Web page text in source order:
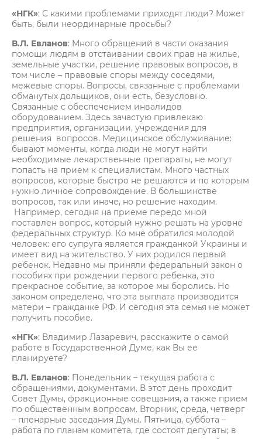
«НГК»: С какими проблемами приходят люди? Может
быть, были неординарные просьбы?
В.Л. Евланов: Много обращений в части оказания
помощи людям в отстаивании своих прав на жилье,
земельные участки, решение правовых вопросов, в
том числе – правовые споры между соседями,
межевые споры. Вопросы, связанные с проблемами
обманутых дольщиков, они есть, безусловно.
Связанные с обеспечением инвалидов
оборудованием. Здесь зачастую привлекаю
предприятия, организации, учреждения для
решения вопросов. Медицинское обслуживание:
бывают моменты, когда люди не могут найти
необходимые лекарственные препараты, не могут
попасть на прием к специалистам. Много частных
вопросов, которые быстро не решаются и по которым
нужно личное сопровождение. В большинстве
вопросов, так или иначе, но решение находим.
Например, сегодня на приеме передо мной
поставлен вопрос, который нужно решать на уровне
федеральных структур. Ко мне обратился молодой
человек: его супруга является гражданкой Украины и
имеет вид на жительство. У них родился первый
ребенок. Недавно мы приняли федеральный закон о
пособиях при рождении первого ребенка, это
прекрасное событие, за которое мы боролись. Но
законом определено, что эта выплата производится
матери – гражданке РФ. И сегодня эта семья не может
получить пособие.
«НГК»: Владимир Лазаревич, расскажите о самой
работе в Государственной Думе, как Вы ее
планируете?
В.Л. Евланов: Понедельник – текущая работа с
обращениями, документами. В этот день проходит
Совет Думы, фракционные совещания, а также прием
по общественным вопросам. Вторник, среда, четверг
– пленарные заседания Думы. Пятница, суббота –
работа по планам комитета, где состоят депутаты; в